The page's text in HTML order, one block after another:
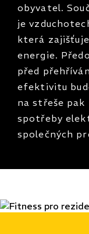
obyvatel.
je
která
energie.
před
efektivitu
na střeše pak
spotřeby
společných